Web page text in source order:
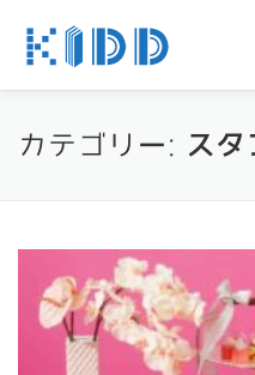
ホーム ARサービス
プライバシーポリシー
カテゴリー: スタ